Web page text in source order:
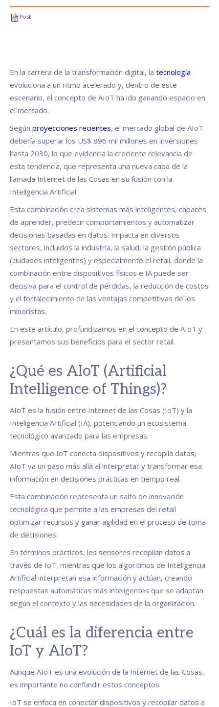
Post
En la carrera de la transformación digital, la tecnología
evoluciona a un ritmo acelerado y, dentro de este
escenario, el concepto de AIoT ha ido ganando espacio en
el mercado.
Según proyecciones recientes, el mercado global de AIoT
debería superar los US$ 896 mil millones en inversiones
hasta 2030, lo que evidencia la creciente relevancia de
esta tendencia, que representa una nueva capa de la
llamada Internet de las Cosas en su fusión con la
Inteligencia Artificial.
Esta combinación crea sistemas más inteligentes, capaces
de aprender, predecir comportamientos y automatizar
decisiones basadas en datos. Impacta en diversos
sectores, incluidos la industria, la salud, la gestión pública
(ciudades inteligentes) y especialmente el retail, donde la
combinación entre dispositivos físicos e IA puede ser
decisiva para el control de pérdidas, la reducción de costos
y el fortalecimiento de las ventajas competitivas de los
minoristas.
En este artículo, profundizamos en el concepto de AIoT y
presentamos sus beneficios para el sector retail.
¿Qué es AIoT (Artificial
Intelligence of Things)?
AIoT es la fusión entre Internet de las Cosas (IoT) y la
Inteligencia Artificial (IA), potenciando un ecosistema
tecnológico avanzado para las empresas.
Mientras que IoT conecta dispositivos y recopila datos,
AIoT va un paso más allá al interpretar y transformar esa
información en decisiones prácticas en tiempo real.
Esta combinación representa un salto de innovación
tecnológica que permite a las empresas del retail
optimizar recursos y ganar agilidad en el proceso de toma
de decisiones.
En términos prácticos, los sensores recopilan datos a
través de IoT, mientras que los algoritmos de Inteligencia
Artificial interpretan esa información y actúan, creando
respuestas automáticas más inteligentes que se adaptan
según el contexto y las necesidades de la organización.
¿Cuál es la diferencia entre
IoT y AIoT?
Aunque AIoT es una evolución de la Internet de las Cosas,
es importante no confundir estos conceptos.
IoT se enfoca en conectar dispositivos y recopilar datos a